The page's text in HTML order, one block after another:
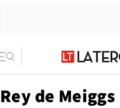
Rey de Meiggs